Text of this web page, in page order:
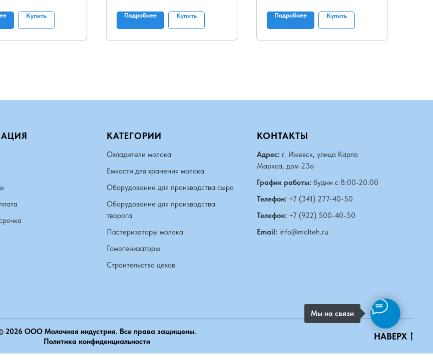
Купить Подробнее Купить Подробнее Купить
КАТЕГОРИИ
Охладители молока
Емкости для хранения молока
Оборудование для производства сыра
Оборудование для производства
творога
Пастеризаторы молока
Гомогенизаторы
Строительство цехов
КОНТАКТЫ
Адрес: г. Ижевск, улица Карла
Маркса, дом 23а
График работы: будни с 8:00-20:00
Телефон: +7 (341) 277-40-50
Телефон: +7 (922) 500-40-50
Email: info@molteh.ru
2026 ООО Молочная индустрия. Все права защищены.
Политика конфиденциальности
НАВЕРХ
Мы на связи